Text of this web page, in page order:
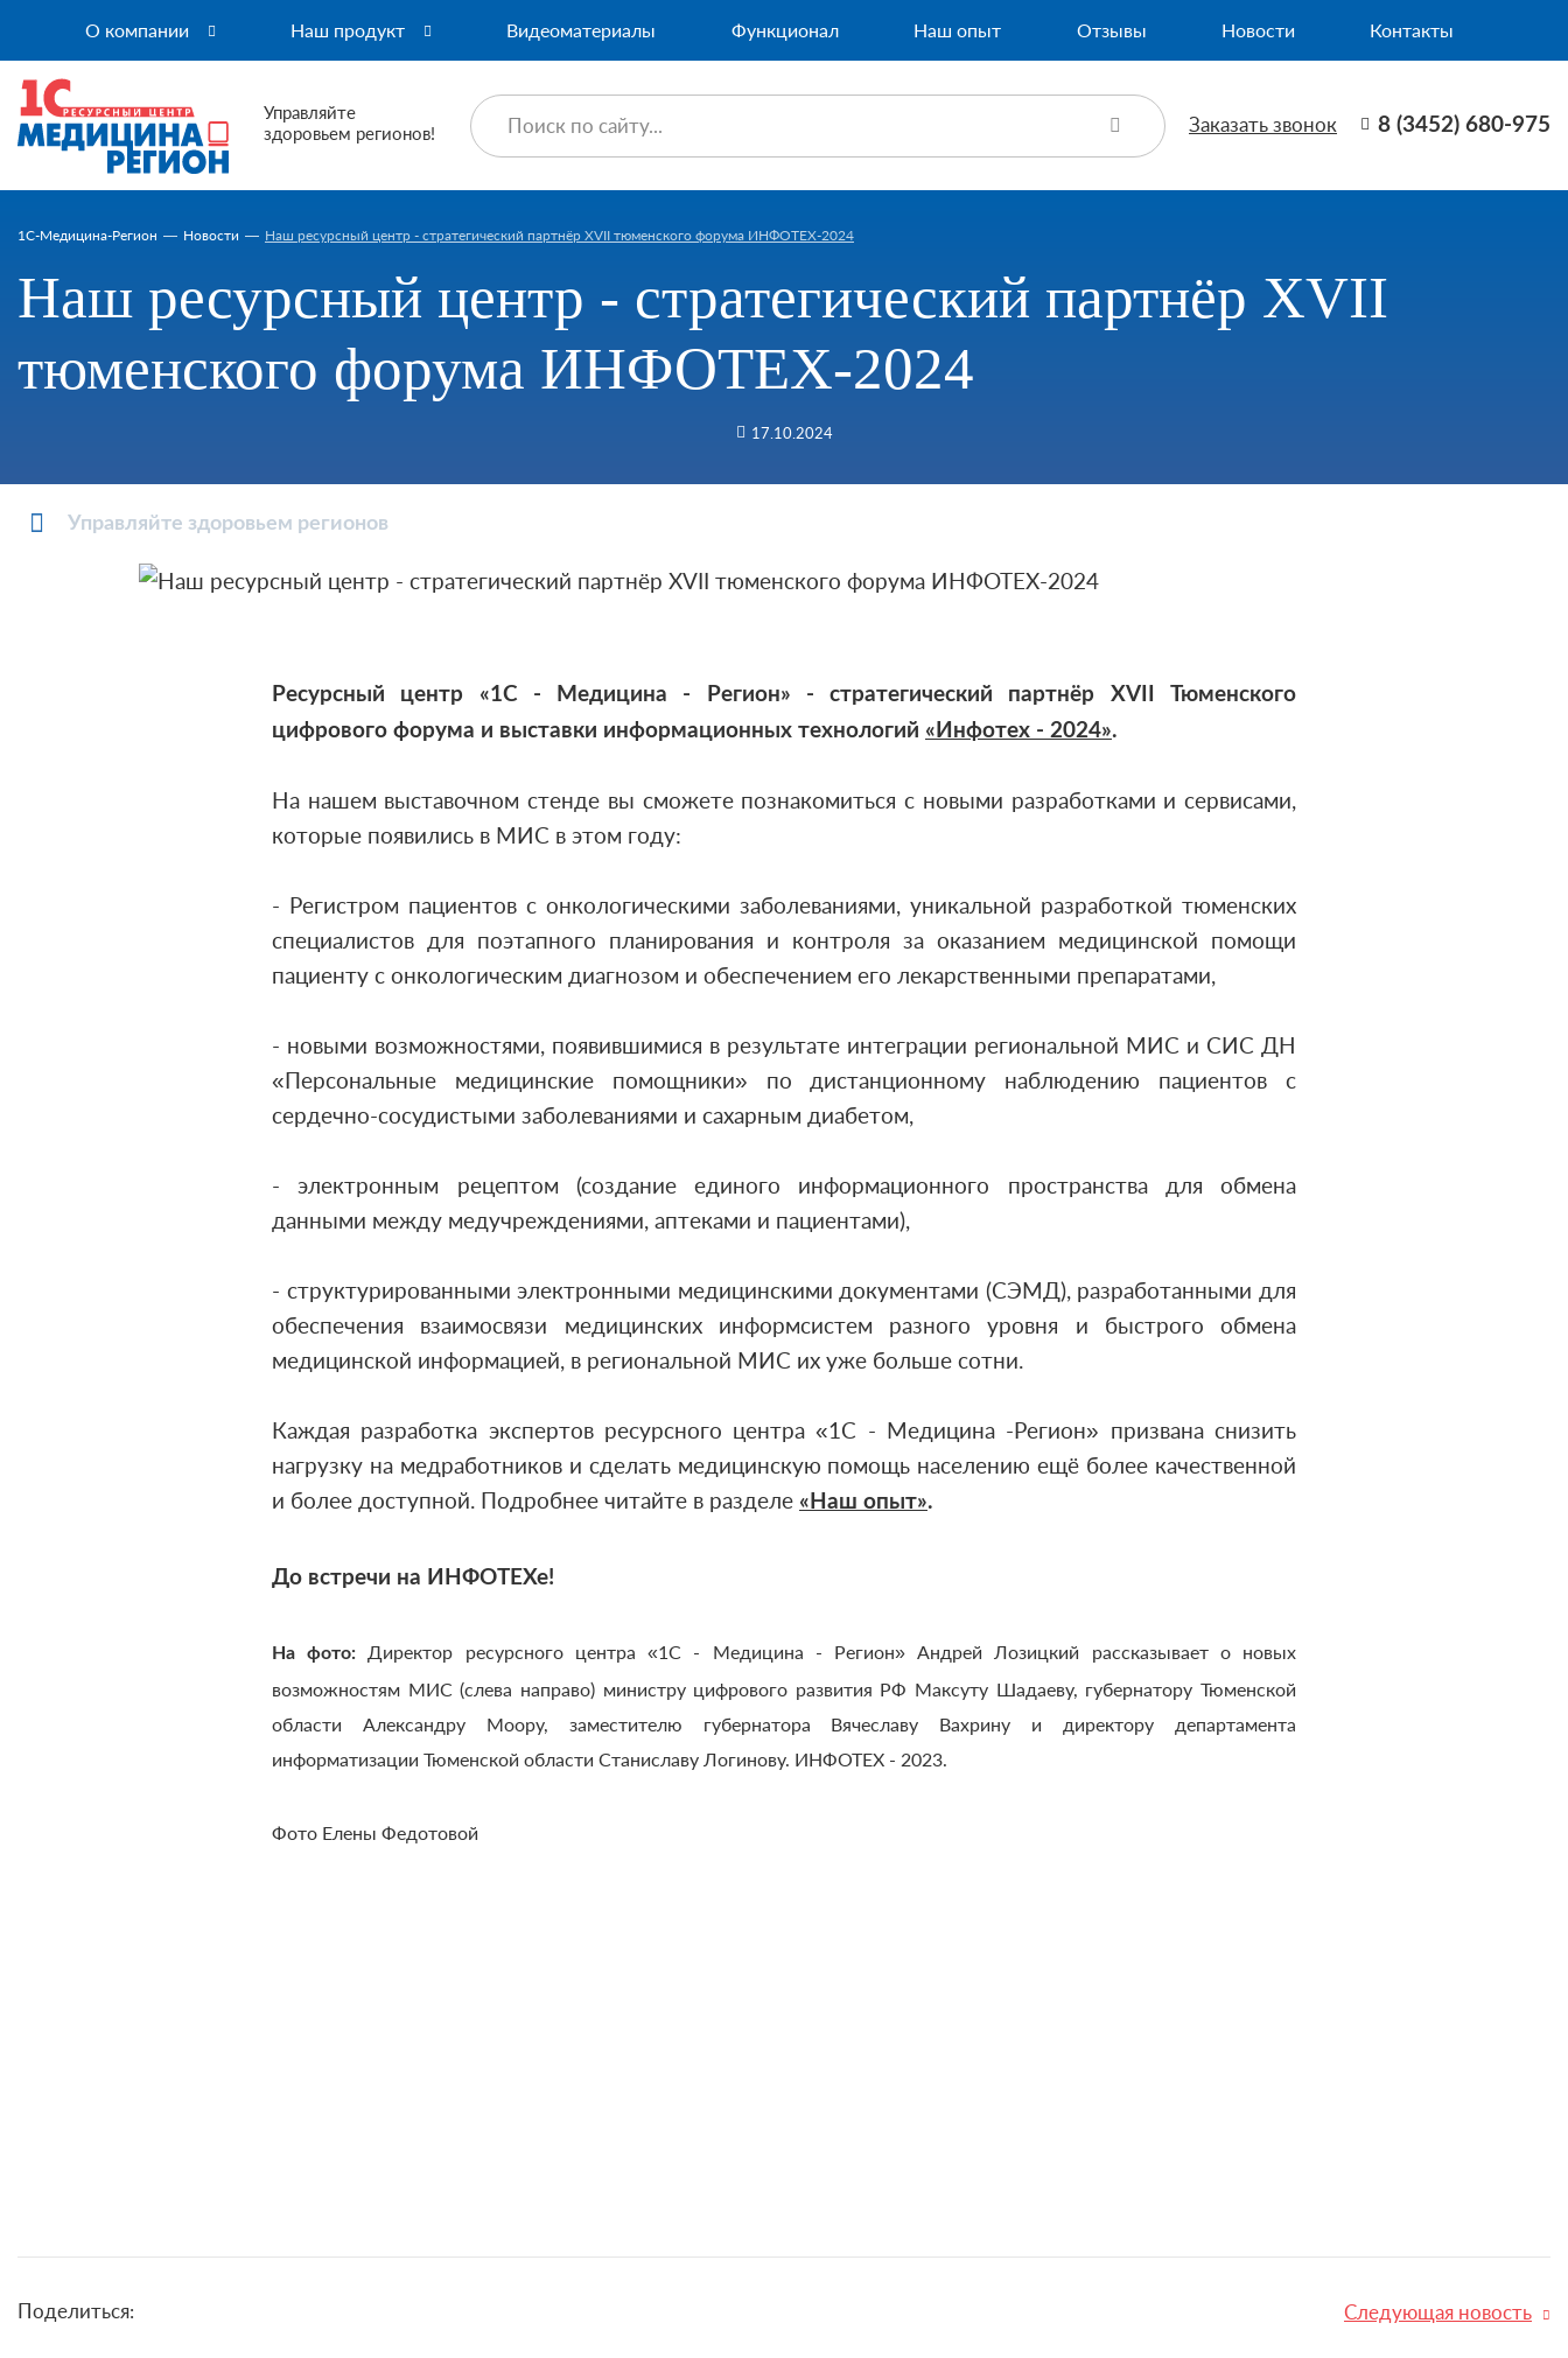
О компании Наш продукт Видеоматериалы Функционал Наш опыт Отзывы Новости Контакты
Управляйте
здоровьем регионов!
Заказать звонок 8 (3452) 680-975
1C-Медицина-Регион Новости Наш ресурсный центр - стратегический партнёр XVII тюменского форума ИНФОТЕХ-2024
Наш ресурсный центр - стратегический партнёр XVII
тюменского форума ИНФОТЕХ-2024
17.10.2024
Управляйте здоровьем регионов
Ресурсный центр «1С - Медицина - Регион» - стратегический партнёр XVII Тюменского
цифрового форума и выставки информационных технологий «Инфотех - 2024».
На нашем выставочном стенде вы сможете познакомиться с новыми разработками и сервисами,
которые появились в МИС в этом году:
- Регистром пациентов с онкологическими заболеваниями, уникальной разработкой тюменских
специалистов для поэтапного планирования и контроля за оказанием медицинской помощи
пациенту с онкологическим диагнозом и обеспечением его лекарственными препаратами,
- новыми возможностями, появившимися в результате интеграции региональной МИС и СИС ДН
«Персональные медицинские помощники» по дистанционному наблюдению пациентов с
сердечно-сосудистыми заболеваниями и сахарным диабетом,
- электронным рецептом (создание единого информационного пространства для обмена
данными между медучреждениями, аптеками и пациентами),
- структурированными электронными медицинскими документами (СЭМД), разработанными для
обеспечения взаимосвязи медицинских информсистем разного уровня и быстрого обмена
медицинской информацией, в региональной МИС их уже больше сотни.
Каждая разработка экспертов ресурсного центра «1С - Медицина -Регион» призвана снизить
нагрузку на медработников и сделать медицинскую помощь населению ещё более качественной
и более доступной. Подробнее читайте в разделе « Наш опыт».
До встречи на ИНФОТЕХе!
На фото: Директор ресурсного центра «1С - Медицина - Регион» Андрей Лозицкий рассказывает о новых
возможностям МИС (слева направо) министру цифрового развития РФ Максуту Шадаеву, губернатору Тюменской
области Александру Моору, заместителю губернатора Вячеславу Вахрину и директору департамента
информатизации Тюменской области Станиславу Логинову. ИНФОТЕХ - 2023.
Фото Елены Федотовой
Поделиться: Следующая новость